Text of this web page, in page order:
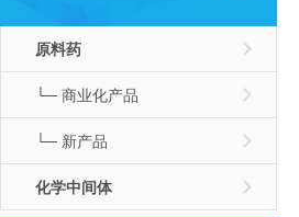
原料药
└─ 商业化产品
└─ 新产品
化学中间体